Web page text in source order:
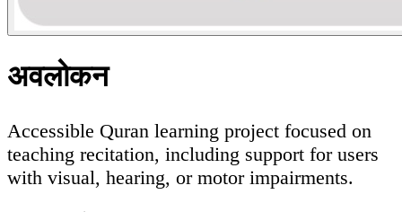
अवलोकन
Accessible Quran learning project focused on
teaching recitation, including support for users
with visual, hearing, or motor impairments.